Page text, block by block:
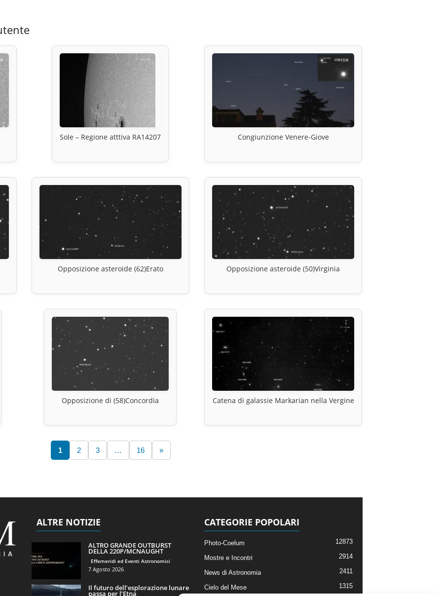
Sole – Regione atttiva RA14207 Congiunzione Venere-Giove
Opposizione asteroide (62)Erato Opposizione asteroide (50)Virginia
Opposizione di (58)Concordia Catena di galassie Markarian nella Vergine
1 2 3 … 16 »
ALTRE NOTIZIE
ALTRO GRANDE OUTBURST
DELLA 220P/MCNAUGHT
Effemeridi ed Eventi Astronomici
7 Agosto 2026
Il futuro dell’esplorazione lunare
passa per l’Etna
CATEGORIE POPOLARI
Photo-Coelum 12873
Mostre e Incontri 2914
News di Astronomia 2411
Cielo del Mese 1315